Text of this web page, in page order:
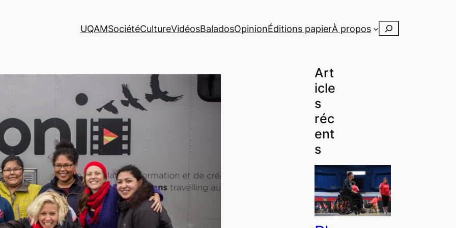
UQAMSociétéCultureVidéosBaladosOpinionÉditions papierÀ propos Rechercher
Art
icle
s
réc
ent
s